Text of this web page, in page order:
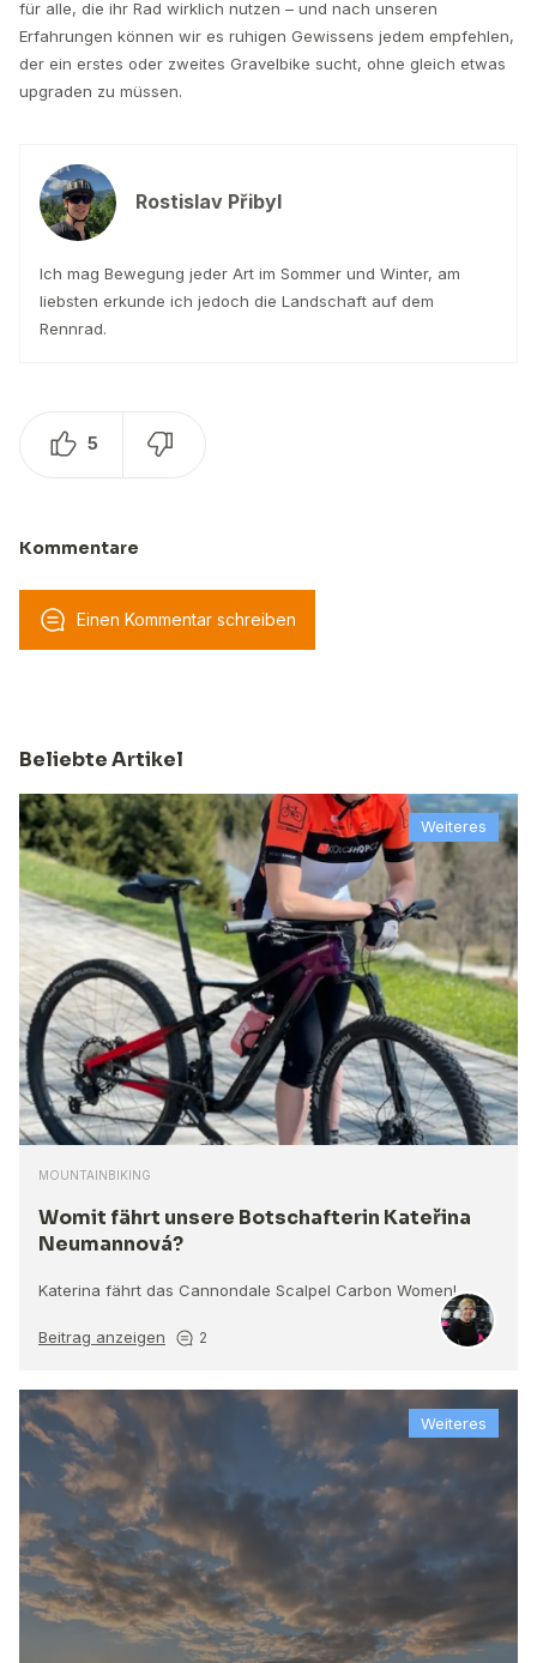
für alle, die ihr Rad wirklich nutzen – und nach unseren
Erfahrungen können wir es ruhigen Gewissens jedem empfehlen,
der ein erstes oder zweites Gravelbike sucht, ohne gleich etwas
upgraden zu müssen.
Rostislav Přibyl
Ich mag Bewegung jeder Art im Sommer und Winter, am
liebsten erkunde ich jedoch die Landschaft auf dem
Rennrad.
5
Kommentare
Einen Kommentar schreiben
Beliebte Artikel
Weiteres
MOUNTAINBIKING
Womit fährt unsere Botschafterin Kateřina
Neumannová?
Katerina fährt das Cannondale Scalpel Carbon Women!
Beitrag anzeigen 2
Weiteres